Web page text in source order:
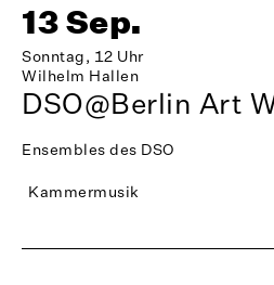
13 Sep.
Sonntag, 12 Uhr
Wilhelm Hallen
DSO@Berlin Art
Ensembles des DSO
Kammermusik